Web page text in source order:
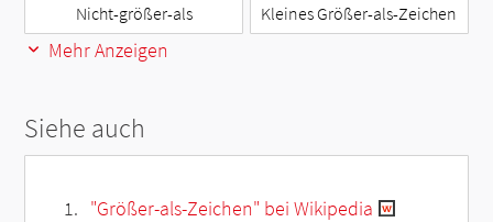
Nicht-größer-als Kleines Größer-als-Zeichen
Mehr Anzeigen
Siehe auch
"Größer-als-Zeichen" bei Wikipedia